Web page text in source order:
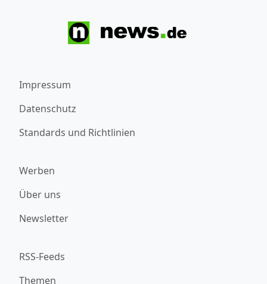
Impressum
Datenschutz
Standards und Richtlinien
Werben
Über uns
Newsletter
RSS-Feeds
Themen